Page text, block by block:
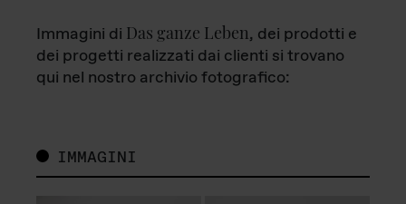
Immagini di Das ganze Leben, dei prodotti e
dei progetti realizzati dai clienti si trovano
qui nel nostro archivio fotografico:
IMMAGINI